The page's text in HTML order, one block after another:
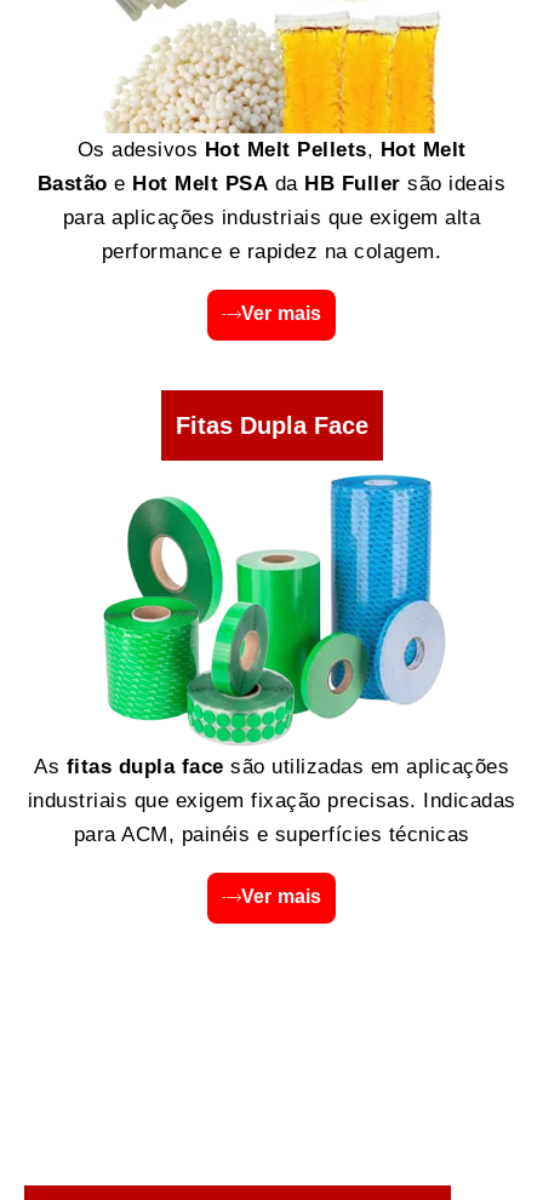
Os adesivos Hot Melt Pellets, Hot Melt
Bastão e Hot Melt PSA da HB Fuller são ideais
para aplicações industriais que exigem alta
performance e rapidez na colagem.
Ver mais
Fitas Dupla Face
As fitas dupla face são utilizadas em aplicações
industriais que exigem fixação precisas. Indicadas
para ACM, painéis e superfícies técnicas
Ver mais